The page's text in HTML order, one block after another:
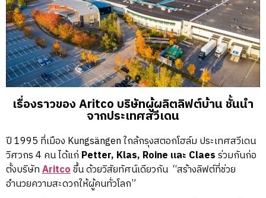
เรื่องราวของ Aritco บริษัทผู้ผลิตลิฟต์บ้าน ชั้นนำ
จากประเทศสวีเดน
ปี 1995 ที่เมือง Kungsängen ใกล้กรุงสตอกโฮล์ม ประเทศสวีเดน
วิศวกร 4 คน ได้แก่ Petter, Klas, Roine และ Claesร่วมกันก่อ
ตั้งบริษัทAritcoขึ้น ด้วยวิสัยทัศน์เดียวกัน “สร้างลิฟต์ที่ช่วย
อำนวยความสะดวกให้ผู้คนทั่วโลก”